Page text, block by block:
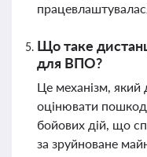
Що таке
для ВПО?
Це механізм, який
оцінювати
бойових дій, що
за зруйноване